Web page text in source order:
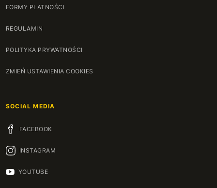
FORMY PŁATNOŚCI
REGULAMIN
POLITYKA PRYWATNOŚCI
ZMIEŃ USTAWIENIA COOKIES
SOCIAL MEDIA
FACEBOOK
INSTAGRAM
YOUTUBE